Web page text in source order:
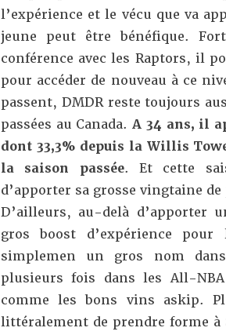
l’expérience et le vécu que va
jeune peut être bénéfique.
conférence avec les Raptors, il
pour accéder de nouveau à ce
passent, DMDR reste toujours
passées au Canada.A 34 ans, il
dont 33,3% depuis la Willis
la saison passée. Et cette
d’apporter sa grosse vingtaine
D’ailleurs, au-delà d’apporter
gros boost d’expérience
simplemen un gros nom
plusieurs fois dans les All-
comme les bons vins askip.
littéralement de prendre forme à